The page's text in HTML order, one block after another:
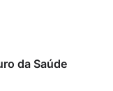
da Saúde